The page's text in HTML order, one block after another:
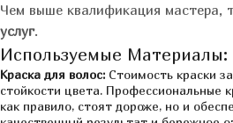
Чем выше квалификация мастера,
услуг.
Используемые Материалы:
Краска для волос: Стоимость краски
стойкости цвета. Профессиональные
как правило, стоят дороже, но и